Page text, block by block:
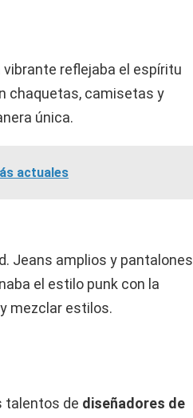
reflejaba el espíritu
chaquetas, camisetas y
única.
actuales
Jeans amplios y pantalones
el estilo punk con la
mezclar estilos.
talentos de diseñadores de